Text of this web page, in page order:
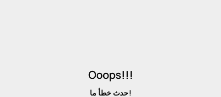
Ooops!!!
حدث خطأ ما!